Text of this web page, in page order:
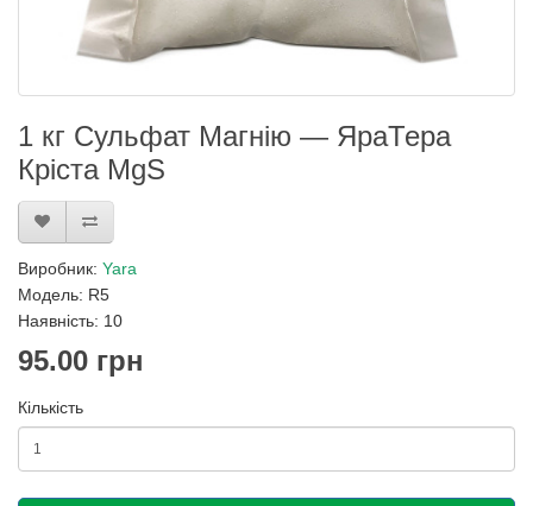
1 кг Сульфат Магнію — ЯраТера
Кріста MgS
Виробник: Yara
Модель: R5
Наявність: 10
95.00 грн
Кількість